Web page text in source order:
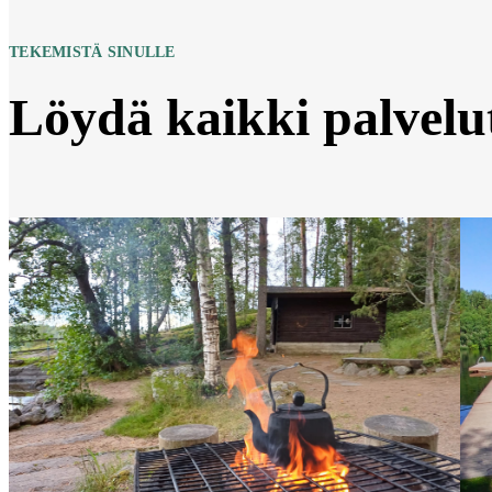
TEKEMISTÄ SINULLE
Löydä kaikki